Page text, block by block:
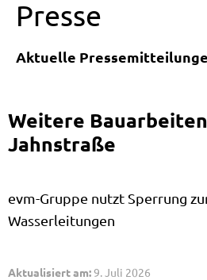
Presse
Aktuelle
Weitere
Jahnstraße
evm-Gruppe nutzt Sperrung
Wasserleitungen
Aktualisiert am: 9. Juli 2026